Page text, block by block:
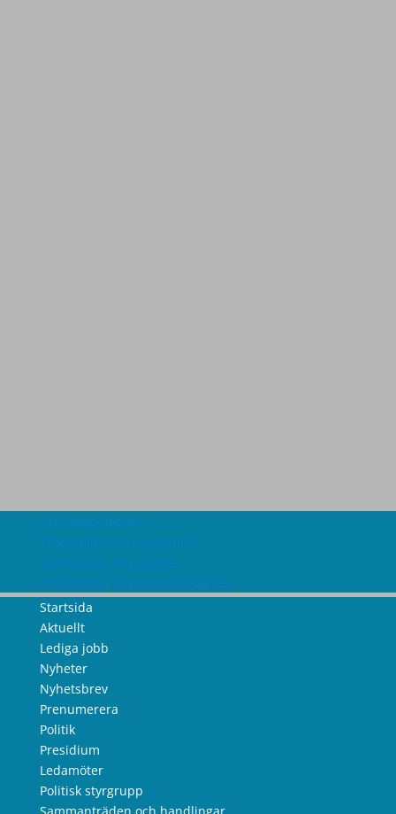
Om webbplatsen
Tillgänglighetsredogörelse
Information om cookies
Information om personuppgifter
Startsida
Aktuellt
Lediga jobb
Nyheter
Nyhetsbrev
Prenumerera
Politik
Presidium
Ledamöter
Politisk styrgrupp